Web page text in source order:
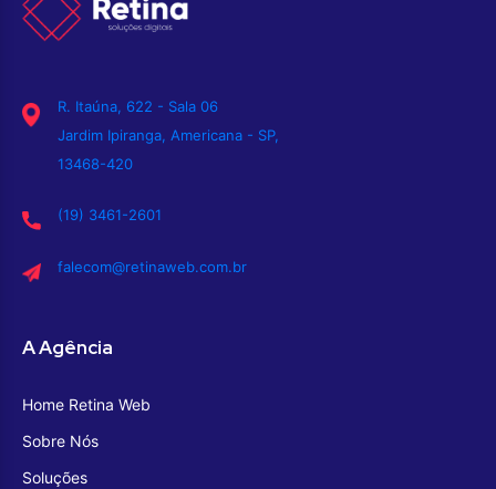
R. Itaúna, 622 - Sala 06
Jardim Ipiranga, Americana - SP,
13468-420
(19) 3461-2601
falecom@retinaweb.com.br
A Agência
Home Retina Web
Sobre Nós
Soluções